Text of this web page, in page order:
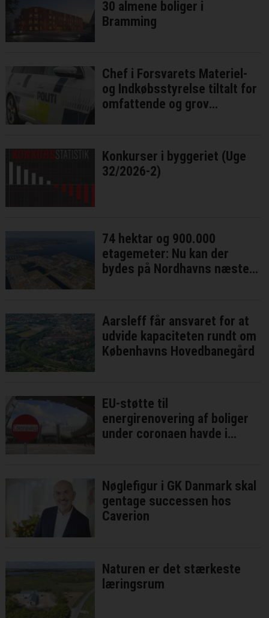
30 almene boliger i
Bramming
Chef i Forsvarets Materiel-
og Indkøbsstyrelse tiltalt for
omfattende og grov
Konkurser i byggeriet (Uge
32/2026-2)
74 hektar og 900.000
etagemeter: Nu kan der
bydes på Nordhavns næste
Aarsleff får ansvaret for at
udvide kapaciteten rundt om
Københavns Hovedbanegård
EU-støtte til
energirenovering af boliger
under coronaen havde i
Nøglefigur i GK Danmark skal
gentage successen hos
Caverion
Naturen er det stærkeste
læringsrum